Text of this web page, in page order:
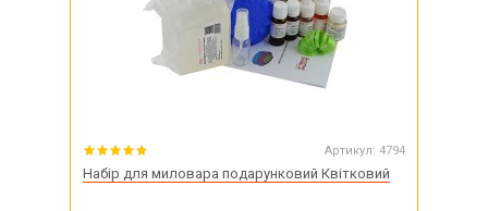
Артикул: 4794
Набір для миловара подарунковий Квітковий